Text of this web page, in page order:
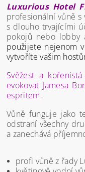
Luxurious Hotel
profesionální vůně s
s dlouho trvajícími
pokojů nebo lobby
použijete nejenom
vytvoříte vašim
Svěžest a
evokovat Jamesa
espritem.
Vůně funguje jako
odstraní všechny
a zanechává
profi vůně z řady